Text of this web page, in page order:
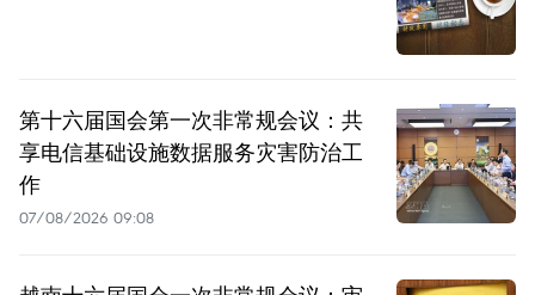
第十六届国会第一次非常规会议：共
享电信基础设施数据服务灾害防治工
作
07/08/2026 09:08